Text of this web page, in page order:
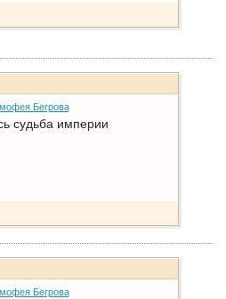
Бегрова
судьба империи
Бегрова